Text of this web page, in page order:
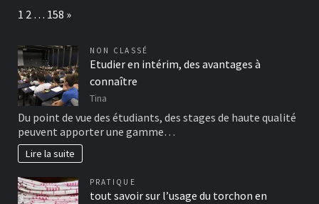
Page:
1 2 … 158 Next
»
NON CLASSÉ
Etudier en intérim, des avantages à
connaître
Tina
Du point de vue des étudiants, des stages de haute qualité
peuvent apporter une gamme…
Lire la suite
PRATIQUE
tout savoir sur l’usage du torchon en